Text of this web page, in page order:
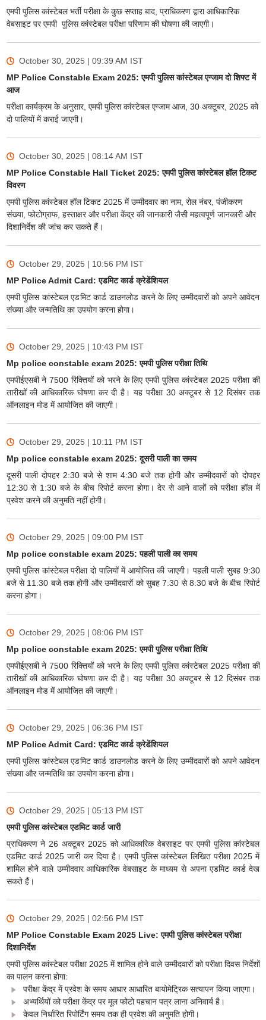
एमपी पुलिस कांस्टेबल भर्ती परीक्षा के कुछ सप्ताह बाद, प्राधिकरण द्वारा आधिकारिक
वेबसाइट पर एमपी पुलिस कांस्टेबल परीक्षा परिणाम की घोषणा की जाएगी।
October 30, 2025 | 09:39 AM IST
MP Police Constable Exam 2025: एमपी पुलिस कांस्टेबल एग्जाम दो शिफ्ट में
आज
परीक्षा कार्यक्रम के अनुसार, एमपी पुलिस कांस्टेबल एग्जाम आज, 30 अक्टूबर, 2025 को
दो पालियों में कराई जाएगी।
October 30, 2025 | 08:14 AM IST
MP Police Constable Hall Ticket 2025: एमपी पुलिस कांस्टेबल हॉल टिकट
विवरण
एमपी पुलिस कांस्टेबल हॉल टिकट 2025 में उम्मीदवार का नाम, रोल नंबर, पंजीकरण
संख्या, फोटोग्राफ, हस्ताक्षर और परीक्षा केंद्र की जानकारी जैसी महत्वपूर्ण जानकारी और
दिशानिर्देश की जांच कर सकते हैं।
October 29, 2025 | 10:56 PM IST
MP Police Admit Card: एडमिट कार्ड क्रेडेंशियल
एमपी पुलिस कांस्टेबल एडमिट कार्ड डाउनलोड करने के लिए उम्मीदवारों को अपने आवेदन
संख्या और जन्मतिथि का उपयोग करना होगा।
October 29, 2025 | 10:43 PM IST
Mp police constable exam 2025: एमपी पुलिस परीक्षा तिथि
एमपीईएसबी ने 7500 रिक्तियों को भरने के लिए एमपी पुलिस कांस्टेबल 2025 परीक्षा की
तारीखों की आधिकारिक घोषणा कर दी है। यह परीक्षा 30 अक्टूबर से 12 दिसंबर तक
ऑनलाइन मोड में आयोजित की जाएगी।
October 29, 2025 | 10:11 PM IST
Mp police constable exam 2025: दूसरी पाली का समय
दूसरी पाली दोपहर 2:30 बजे से शाम 4:30 बजे तक होगी और उम्मीदवारों को दोपहर
12:30 से 1:30 बजे के बीच रिपोर्ट करना होगा। देर से आने वालों को परीक्षा हॉल में
प्रवेश करने की अनुमति नहीं होगी।
October 29, 2025 | 09:00 PM IST
Mp police constable exam 2025: पहली पाली का समय
एमपी पुलिस कांस्टेबल परीक्षा दो पालियों में आयोजित की जाएगी। पहली पाली सुबह 9:30
बजे से 11:30 बजे तक होगी और उम्मीदवारों को सुबह 7:30 से 8:30 बजे के बीच रिपोर्ट
करना होगा।
October 29, 2025 | 08:06 PM IST
Mp police constable exam 2025: एमपी पुलिस परीक्षा तिथि
एमपीईएसबी ने 7500 रिक्तियों को भरने के लिए एमपी पुलिस कांस्टेबल 2025 परीक्षा की
तारीखों की आधिकारिक घोषणा कर दी है। यह परीक्षा 30 अक्टूबर से 12 दिसंबर तक
ऑनलाइन मोड में आयोजित की जाएगी।
October 29, 2025 | 06:36 PM IST
MP Police Admit Card: एडमिट कार्ड क्रेडेंशियल
एमपी पुलिस कांस्टेबल एडमिट कार्ड डाउनलोड करने के लिए उम्मीदवारों को अपने आवेदन
संख्या और जन्मतिथि का उपयोग करना होगा।
October 29, 2025 | 05:13 PM IST
एमपी पुलिस कांस्टेबल एडमिट कार्ड जारी
प्राधिकरण ने 26 अक्टूबर 2025 को आधिकारिक वेबसाइट पर एमपी पुलिस कांस्टेबल
एडमिट कार्ड 2025 जारी कर दिया है। एमपी पुलिस कांस्टेबल लिखित परीक्षा 2025 में
शामिल होने वाले उम्मीदवार आधिकारिक वेबसाइट के माध्यम से अपना एडमिट कार्ड देख
सकते हैं।
October 29, 2025 | 02:56 PM IST
MP Police Constable Exam 2025 Live: एमपी पुलिस कांस्टेबल परीक्षा
दिशानिर्देश
एमपी पुलिस कांस्टेबल परीक्षा 2025 में शामिल होने वाले उम्मीदवारों को परीक्षा दिवस निर्देशों
का पालन करना होगा:
परीक्षा केंद्र में प्रवेश के समय आधार आधारित बायोमेट्रिक सत्यापन किया जाएगा।
अभ्यर्थियों को परीक्षा केंद्र पर मूल फोटो पहचान पत्र लाना अनिवार्य है।
केवल निर्धारित रिपोर्टिंग समय तक ही प्रवेश की अनुमति होगी।